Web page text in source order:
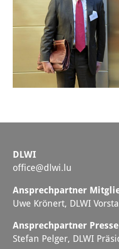
DLWI
office@dlwi.lu
Ansprechpartner
Uwe Krönert, DLWI
Ansprechpartner Presse
Stefan Pelger, DLWI